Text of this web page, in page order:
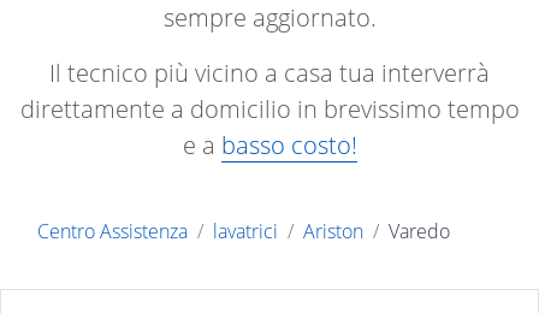
sempre aggiornato.
Il tecnico più vicino a casa tua interverrà
direttamente a domicilio in brevissimo tempo
e a basso costo!
Centro Assistenza lavatrici Ariston Varedo